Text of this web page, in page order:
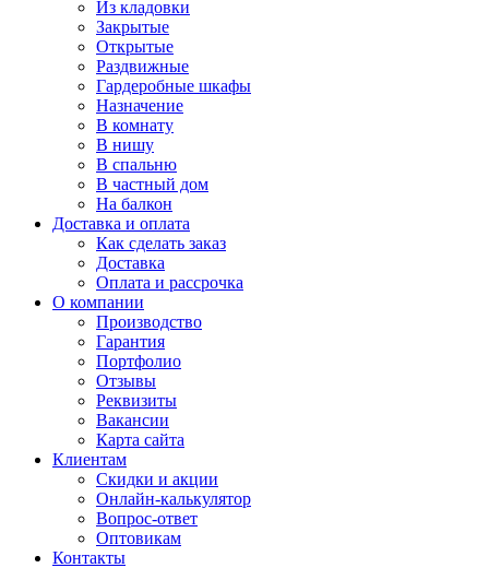
Из кладовки
Закрытые
Открытые
Раздвижные
Гардеробные шкафы
Назначение
В комнату
В нишу
В спальню
В частный дом
На балкон
Доставка и оплата
Как сделать заказ
Доставка
Оплата и рассрочка
О компании
Производство
Гарантия
Портфолио
Отзывы
Реквизиты
Вакансии
Карта сайта
Клиентам
Скидки и акции
Онлайн-калькулятор
Вопрос-ответ
Оптовикам
Контакты